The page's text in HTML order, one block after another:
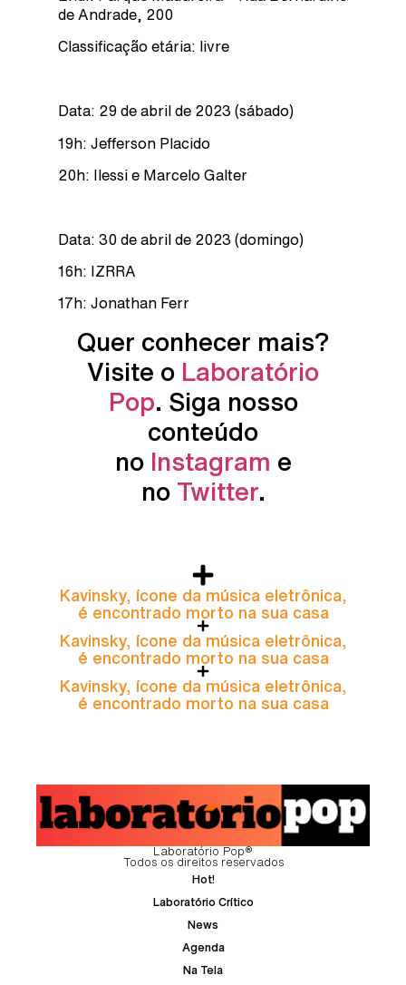
de Andrade, 200
Classificação etária: livre
Data: 29 de abril de 2023 (sábado)
19h: Jefferson Placido
20h: Ilessi e Marcelo Galter
Data: 30 de abril de 2023 (domingo)
16h: IZRRA
17h: Jonathan Ferr
Quer conhecer mais?
Visite o Laboratório
Pop. Siga nosso
conteúdo
no Instagram e
no Twitter.
Kavinsky, ícone da música eletrônica,
é encontrado morto na sua casa
Kavinsky, ícone da música eletrônica,
é encontrado morto na sua casa
Kavinsky, ícone da música eletrônica,
é encontrado morto na sua casa
Laboratório Pop®
Todos os direitos reservados
Hot!
Laboratório Crítico
News
Agenda
Na Tela